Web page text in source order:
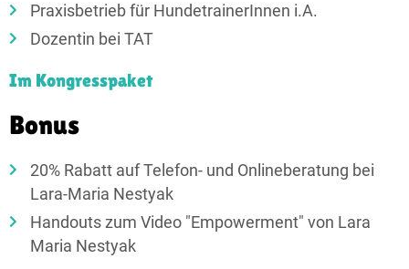
Praxisbetrieb für HundetrainerInnen i.A.
Dozentin bei TAT
Im Kongresspaket
Bonus​
20% Rabatt auf Telefon- und Onlineberatung bei
Lara-Maria Nestyak
Handouts zum Video "Empowerment" von Lara
Maria Nestyak